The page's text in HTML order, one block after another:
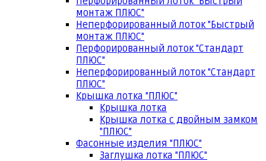
монтаж ПЛЮС"
Неперфорированный лоток "Быстрый
монтаж ПЛЮС"
Перфорированный лоток "Стандарт
ПЛЮС"
Неперфорированный лоток "Стандарт
ПЛЮС"
Крышка лотка "ПЛЮС"
Крышка лотка
Крышка лотка с двойным замком
"ПЛЮС"
Фасонные изделия "ПЛЮС"
Заглушка лотка "ПЛЮС"